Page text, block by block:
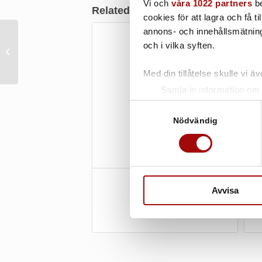
Vi och våra 1022 partners
cookies för att lagra och få
annons- och
och i vilka syften.
Med din tillåtelse skulle vi
Samla in information
Identifiera din enhet
Ta reda på mer om hur
eller dra tillbaka ditt
sociala medier och
till de sociala medier och
med annan information som
Nödvändig
Avvisa
Related products
Tillbehör